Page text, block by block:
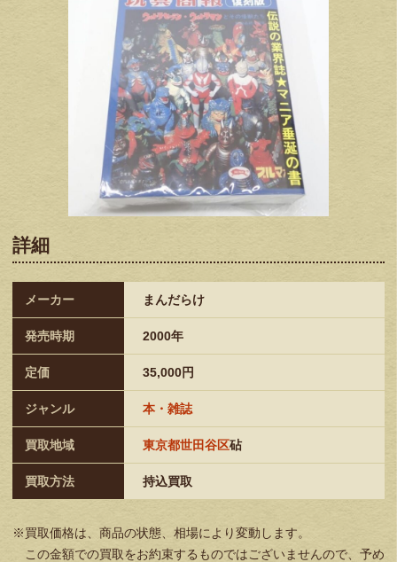
詳細
メーカー まんだらけ
発売時期 2000年
定価 35,000円
ジャンル 本・雑誌
買取地域 東京都世田谷区砧
買取方法 持込買取
※買取価格は、商品の状態、相場により変動します。
この金額での買取をお約束するものではございませんので、予め